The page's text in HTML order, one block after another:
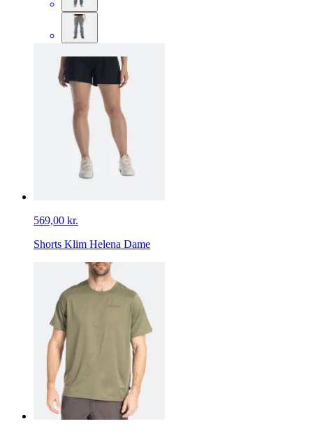
569,00 kr.
Shorts Klim Helena Dame